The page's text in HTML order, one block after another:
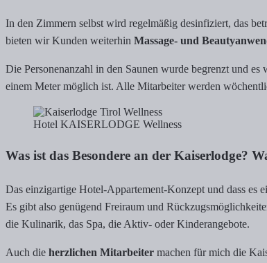
In den Zimmern selbst wird regelmäßig desinfiziert, das
bieten wir Kunden weiterhin Massage- und
Die Personenanzahl in den Saunen wurde begrenzt und
einem Meter möglich ist. Alle Mitarbeiter werden
Hotel KAISERLODGE Wellness
Was ist das Besondere an der Kaiserlodge?
Das einzigartige Hotel-Appartement-Konzept und dass es
Es gibt also genügend Freiraum und
die Kulinarik, das Spa, die Aktiv- oder Kinderangebote.
Auch die herzlichen Mitarbeiter machen für mich die